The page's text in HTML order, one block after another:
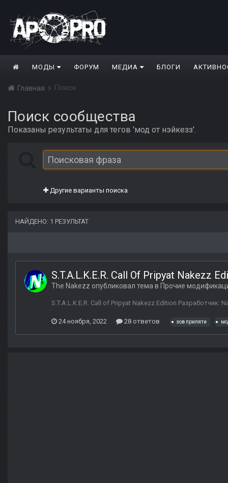
МОДЫ ФОРУМ МЕДИА БЛОГИ
Главная Поиск
Поиск сообщества
Показаны результаты для тегов 'мод от нэйкезз'.
Другие варианты поиска
НАЙДЕНО: 1 РЕЗУЛЬТАТ
S.T.A.L.K.E.R. Call Of Pripyat Nakezz
The Nakezz опубликовал тема в Прочие
S.T.A.L.K.E.R. Call of Pripyat Nakezz Edition
24 ноября, 2022 28 ответов зов припяти